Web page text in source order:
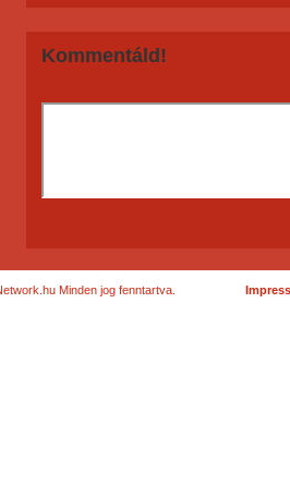
Kommentáld!
Minden jog fenntartva.